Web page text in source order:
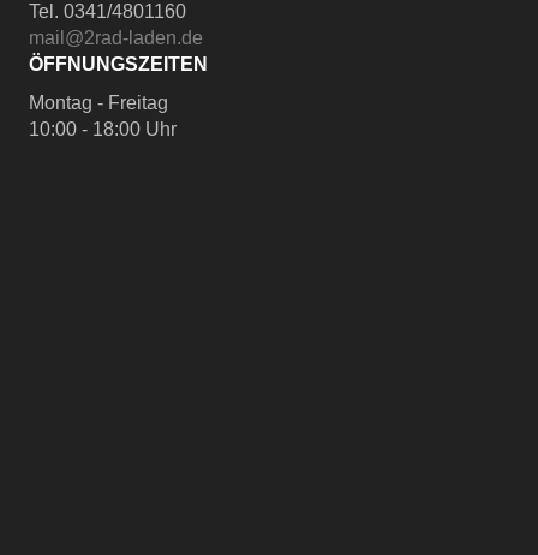
Tel. 0341/4801160
mail@2rad-laden.de
ÖFFNUNGSZEITEN
Montag - Freitag
10:00 - 18:00 Uhr